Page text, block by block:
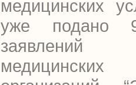
медицинских
уже подано
заявлений
медицинских